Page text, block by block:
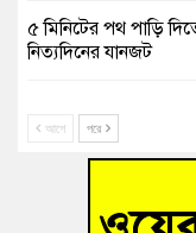
৫ মিনিটের পথ পাড়ি
নিত্যদিনের যানজট
গ্রিসে দুই শতাধিক
বুড়িচংয়ে নিখোঁজের ৩
আগে পরে